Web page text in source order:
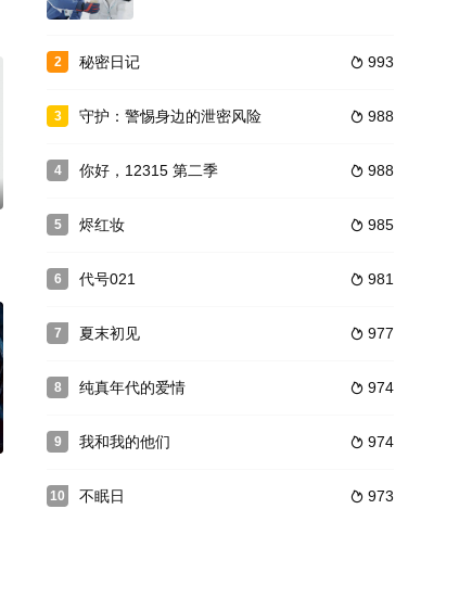
10月15日上
淹没，人们如
被安排进了有着霉气怨气聚集地之称的梅苑438寝室，于是便产生了这系
大消除了王侯对中央政权的威胁，但是原自匈奴，近洎王侯，种种威胁
亲对她格外关怀。她
殊年代中成长起来的知青以及他们的后代在 返城的道路上历
光（傅程鹏 饰）和蔡晓春（孙逊 饰），他们即是患难与共的兄弟也是
警察，多年前因公殉职被追评为烈士。展鹏一直希望能够回到父亲曾经
2  993
秘密日记
3  988
守护：警惕身边的泄密风险
4  988
你好，12315 第二季
5  985
烬红妆
6  981
代号021
7  977
夏末初见
8  974
纯真年代的爱情
9  974
我和我的他们
10  973
不眠日